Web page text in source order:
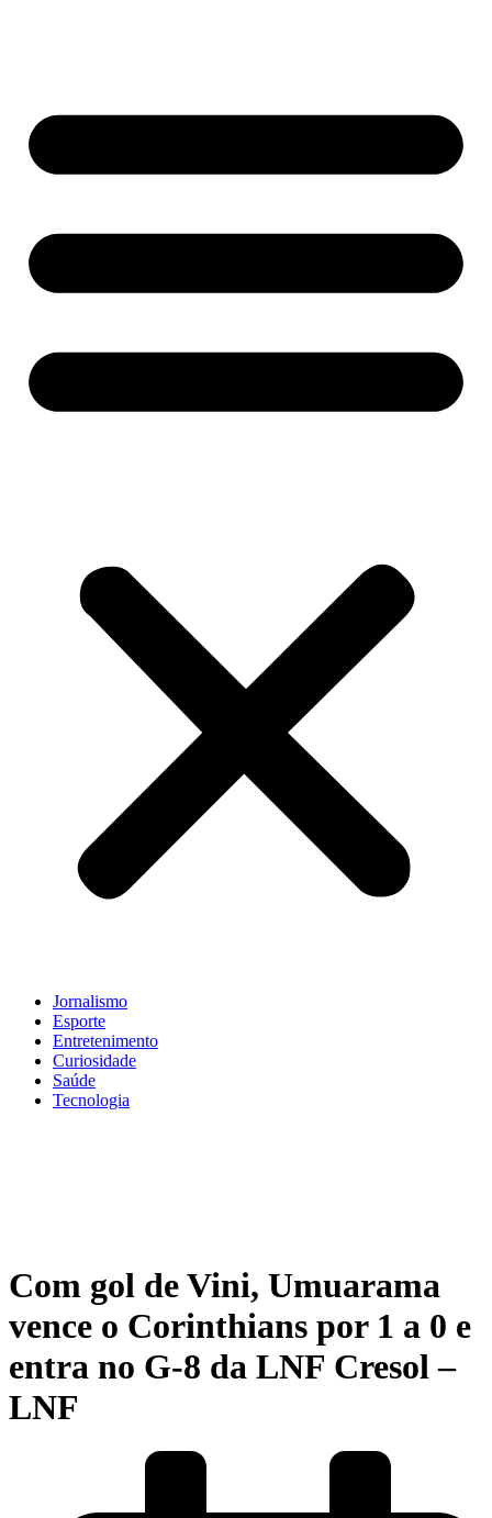
Jornalismo
Esporte
Entretenimento
Curiosidade
Saúde
Tecnologia
Com gol de Vini, Umuarama
vence o Corinthians por 1 a 0 e
entra no G-8 da LNF Cresol –
LNF